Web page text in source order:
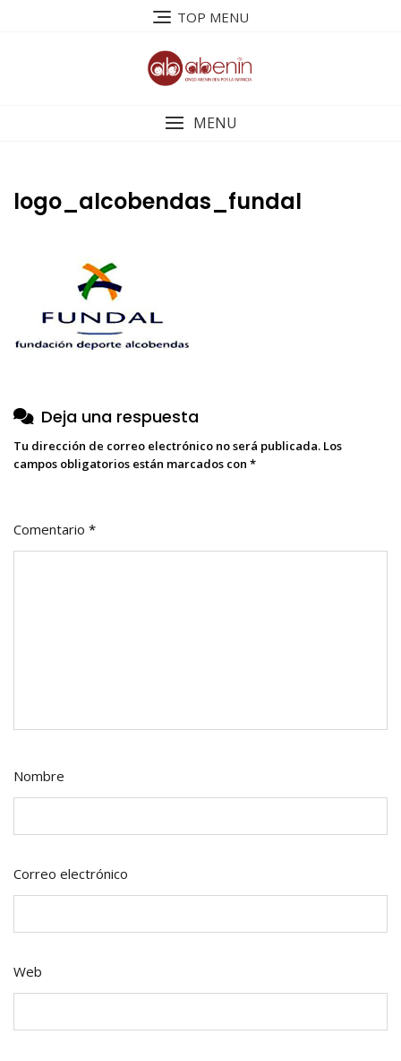
TOP MENU
MENU
logo_alcobendas_fundal
Deja una respuesta
Tu dirección de correo electrónico no será publicada. Los
campos obligatorios están marcados con *
Comentario *
Nombre
Correo electrónico
Web